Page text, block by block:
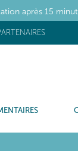
après 15